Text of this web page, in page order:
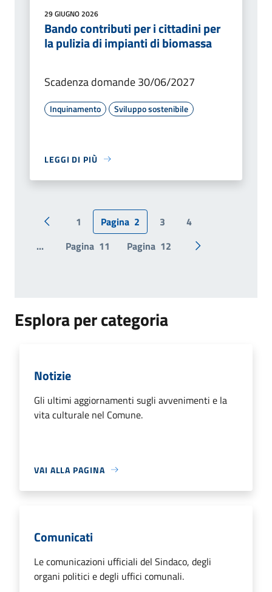
29 GIUGNO 2026
Bando contributi per i cittadini per
la pulizia di impianti di biomassa
Scadenza domande 30/06/2027
Inquinamento Sviluppo sostenibile
LEGGI DI PIÙ
Pagina precedente
1 Pagina 2 3
4
...
Pagina 11 Pagina 12 Pagina
Esplora per categoria
Notizie
Gli ultimi aggiornamenti sugli avvenimenti e la
vita culturale nel Comune.
VAI ALLA PAGINA
Comunicati
Le comunicazioni ufficiali del Sindaco, degli
organi politici e degli uffici comunali.